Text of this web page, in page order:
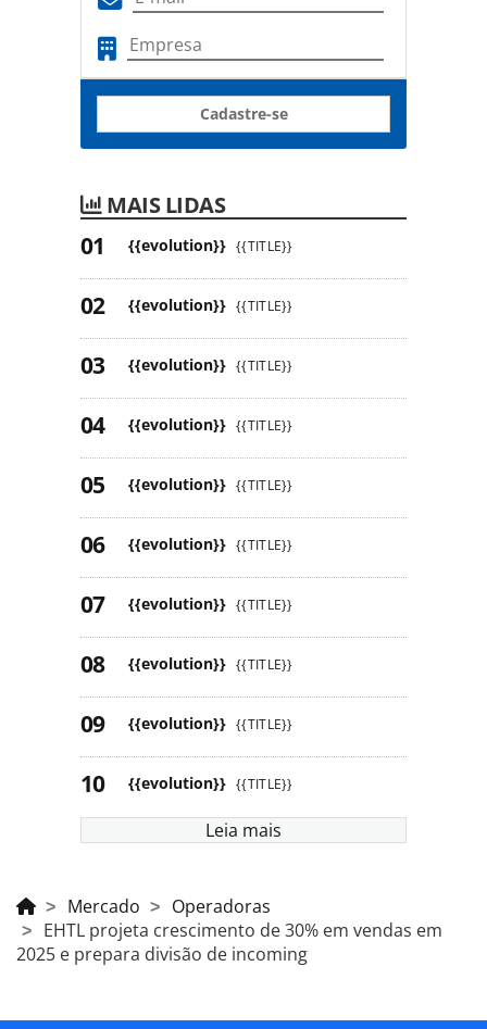
Cadastre-se
MAIS LIDAS
{{evolution}} {{TITLE}}
{{evolution}} {{TITLE}}
{{evolution}} {{TITLE}}
{{evolution}} {{TITLE}}
{{evolution}} {{TITLE}}
{{evolution}} {{TITLE}}
{{evolution}} {{TITLE}}
{{evolution}} {{TITLE}}
{{evolution}} {{TITLE}}
{{evolution}} {{TITLE}}
Leia mais
Mercado
Operadoras
EHTL projeta crescimento de 30% em vendas em
2025 e prepara divisão de incoming